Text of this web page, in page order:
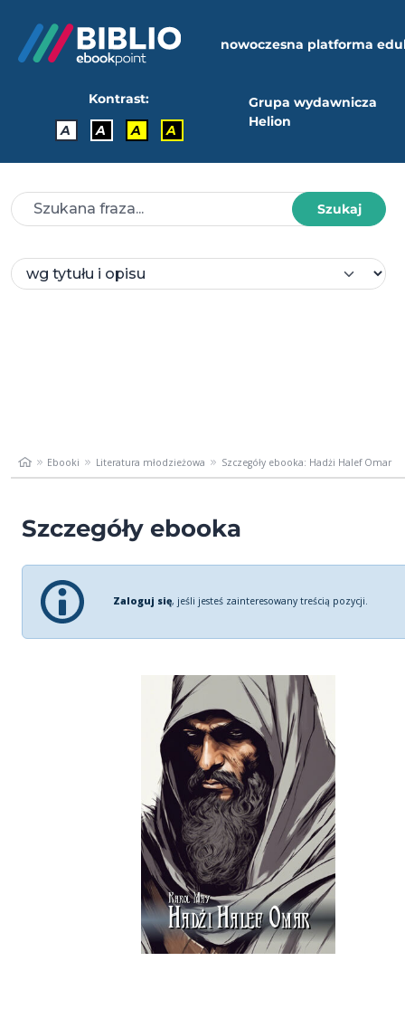
nowoczesna platforma
Kontrast:
A
A A A
Grupa wydawnicza
Helion
Szukaj
Ebooki Literatura młodzieżowa Szczegóły ebooka: Hadżi Halef Omar
Szczegóły ebooka
Zaloguj się, jeśli jesteś zainteresowany treścią pozycji.